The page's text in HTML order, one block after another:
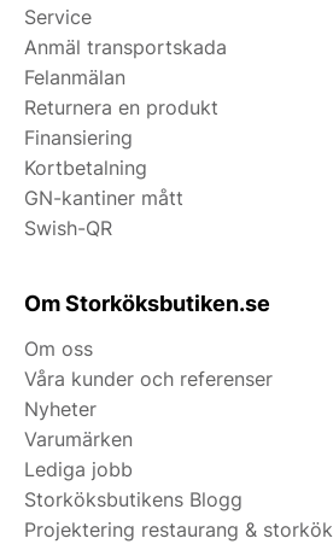
Service
Anmäl transportskada
Felanmälan
Returnera en produkt
Finansiering
Kortbetalning
GN-kantiner mått
Swish-QR
Om Storköksbutiken.se
Om oss
Våra kunder och referenser
Nyheter
Varumärken
Lediga jobb
Storköksbutikens Blogg
Projektering restaurang & storkök